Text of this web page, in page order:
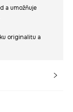
a umožňuje
originalitu a